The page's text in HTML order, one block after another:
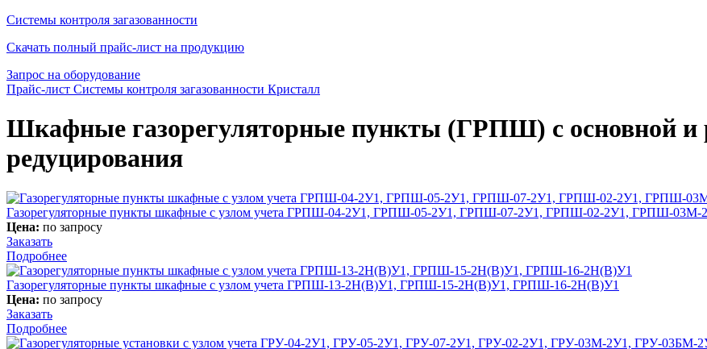
Системы контроля загазованности
Скачать полный прайс-лист на продукцию
Запрос на оборудование
Прайс-лист Системы контроля загазованности Кристалл
Шкафные газорегуляторные пункты (ГРПШ) с основной и
редуцирования
Газорегуляторные пункты шкафные c узлом учета ГРПШ-04-2У1, ГРПШ-05-2У1, ГРПШ-07-2У1, ГРПШ-02-2У1, ГРПШ-
Цена: по запросу
Заказать
Подробнее
Газорегуляторные пункты шкафные с узлом учета ГРПШ-13-2Н(В)У1, ГРПШ-15-2Н(В)У1, ГРПШ-16-2Н(В)У1
Цена: по запросу
Заказать
Подробнее